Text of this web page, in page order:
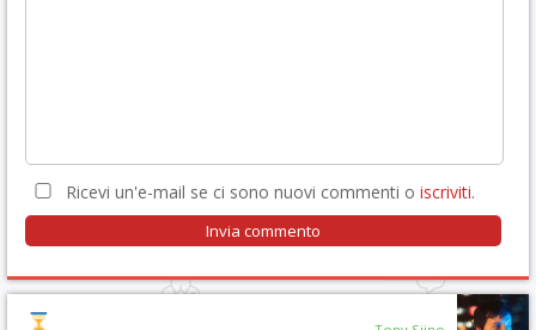
Ricevi un'e-mail se ci sono nuovi commenti o iscriviti.